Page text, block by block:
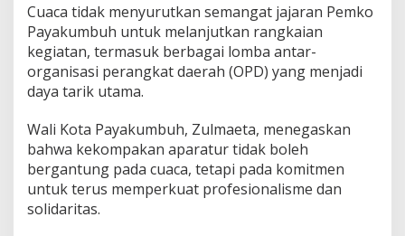
Z
u
l
m
a
a
I
n
g
a
Cuaca tidak menyurutkan semangat jajaran Pemko
Payakumbuh untuk melanjutkan rangkaian
kegiatan, termasuk berbagai lomba antar-
organisasi perangkat daerah (OPD) yang menjadi
daya tarik utama.
Wali Kota Payakumbuh, Zulmaeta, menegaskan
bahwa kekompakan aparatur tidak boleh
bergantung pada cuaca, tetapi pada komitmen
untuk terus memperkuat profesionalisme dan
solidaritas.